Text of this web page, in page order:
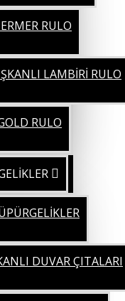
RULO
LAMBİRİ RULO
RULO
DUVAR ÇITALARI